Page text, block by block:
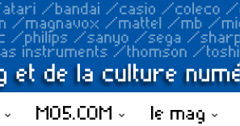
MO5.COM le mag